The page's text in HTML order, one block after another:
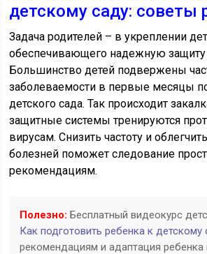
детскому саду: советы
Задача родителей – в укреплении
обеспечивающего надежную защиту
Большинство детей подвержены
заболеваемости в первые месяцы
детского сада. Так происходит
защитные системы тренируются
вирусам. Снизить частоту и
болезней поможет следование
рекомендациям.
Полезно: Бесплатный видеокурс
Как подготовить ребенка к детскому
рекомендациям и адаптация ребенка